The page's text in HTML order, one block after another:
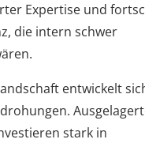
Expertise und
die intern schwer
entwickelt
stark in